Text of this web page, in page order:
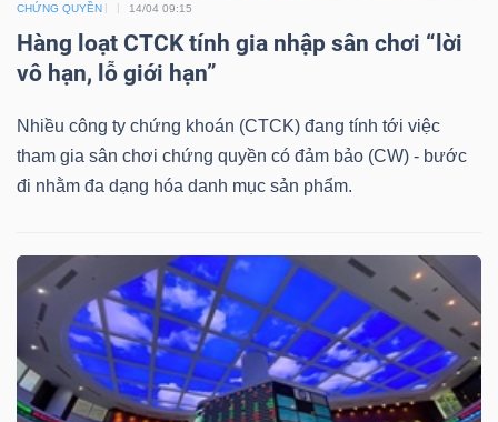
CHỨNG QUYỀN 14/04 09:15
Hàng loạt CTCK tính gia nhập sân chơi “lời
vô hạn, lỗ giới hạn”
Nhiều công ty chứng khoán (CTCK) đang tính tới việc
tham gia sân chơi chứng quyền có đảm bảo (CW) - bước
đi nhằm đa dạng hóa danh mục sản phẩm.
DỊCH
VỤ
TRUYỀN
THÔNG
TIỆN